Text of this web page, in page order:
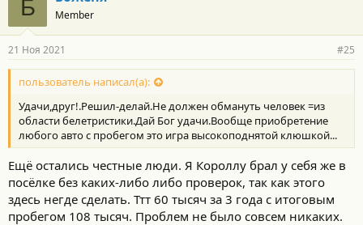
о
д
а
н
о
с
и
:
Б Member
21 Ноя 2021 #25
пользователь написал(а):
Удачи,друг!.Решил-делай.Не должен обмануть человек =из
области белетристики.Дай Бог удачи.Вообще приобретение
любого авто с пробегом это игра высокоподнятой клюшкой...
Ещё остались честные люди. Я Короллу брал у себя же в
посёлке без каких-либо либо проверок, так как этого
здесь негде сделать. Ттт 60 тысяч за 3 года с итоговым
пробегом 108 тысяч. Проблем не было совсем никаких.